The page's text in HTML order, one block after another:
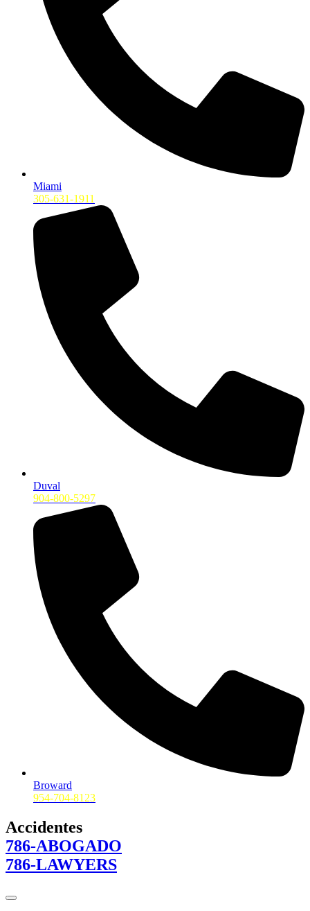
Miami
305-631-1911
Duval
904-800-5297
Broward
954-704-8123
Accidentes
786-ABOGADO
786-LAWYERS